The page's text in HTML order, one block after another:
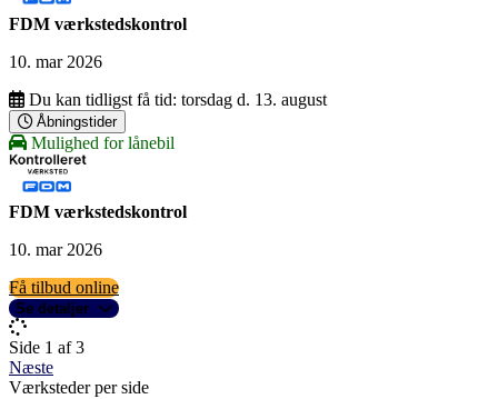
FDM værkstedskontrol
10. mar 2026
Du kan tidligst få tid: torsdag d. 13. august
Åbningstider
Mulighed for lånebil
FDM værkstedskontrol
10. mar 2026
Få tilbud online
Se detaljer
Side 1 af 3
Næste
Værksteder per side